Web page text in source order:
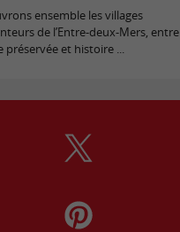
ensemble les villages
de l’Entre-deux-Mers, entre
préservée et histoire ...